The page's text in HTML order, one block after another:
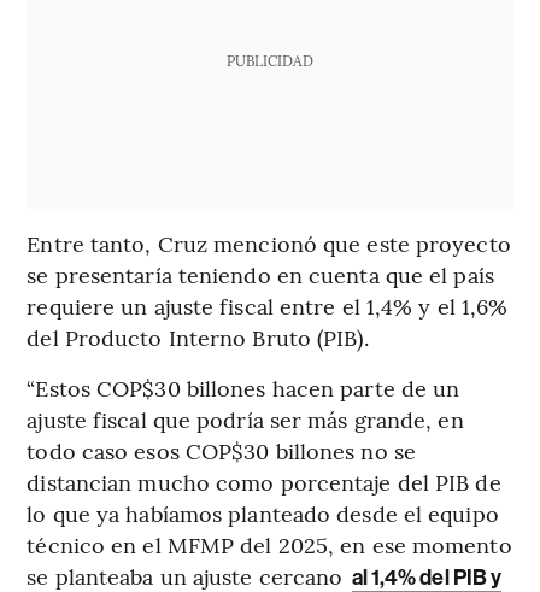
PUBLICIDAD
Entre tanto, Cruz mencionó que este proyecto
se presentaría teniendo en cuenta que el país
requiere un ajuste fiscal entre el 1,4% y el 1,6%
del Producto Interno Bruto (PIB).
“Estos COP$30 billones hacen parte de un
ajuste fiscal que podría ser más grande, en
todo caso esos COP$30 billones no se
distancian mucho como porcentaje del PIB de
lo que ya habíamos planteado desde el equipo
técnico en el MFMP del 2025, en ese momento
se planteaba un ajuste cercano al 1,4% del PIB y